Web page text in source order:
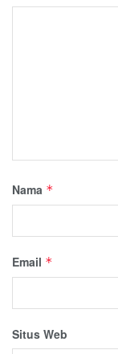
Nama *
Email *
Situs Web